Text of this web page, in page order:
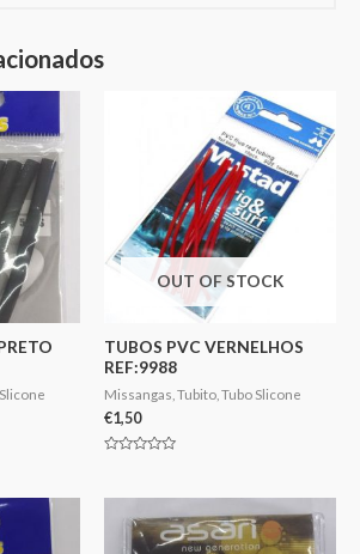
OUT OF STOCK
TUBOS PVC VERNELHOS
REF:9988
Missangas, Tubito, Tubo Slicone
€1,50